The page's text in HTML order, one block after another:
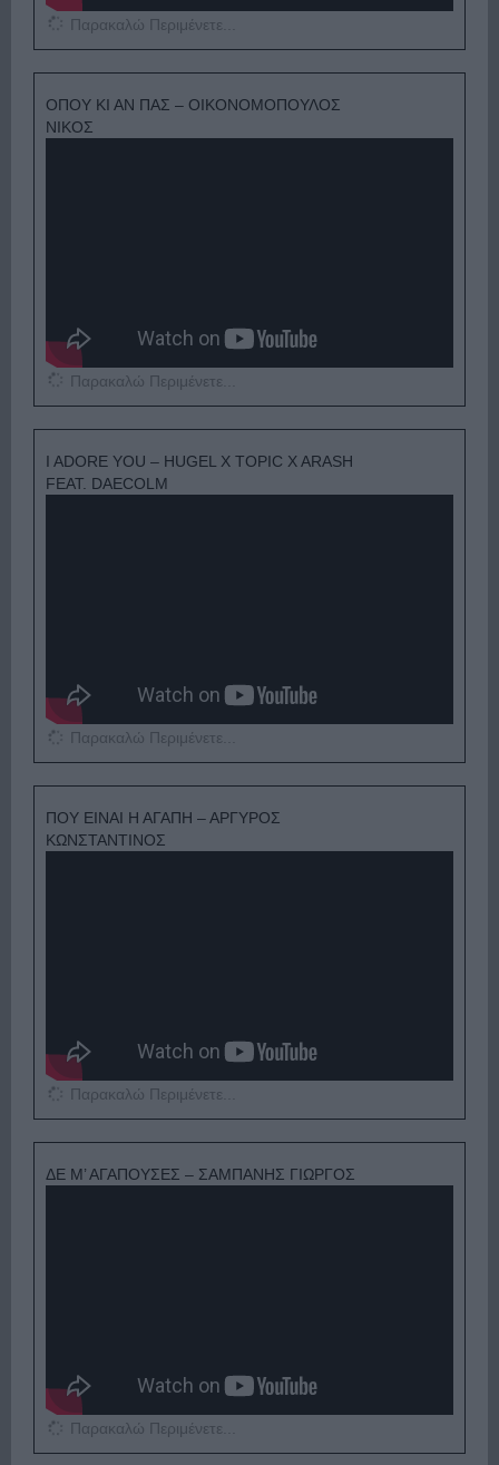
Παρακαλώ Περιμένετε...
ΟΠΟΥ ΚΙ ΑΝ ΠΑΣ – ΟΙΚΟΝΟΜΟΠΟΥΛΟΣ
ΝΙΚΟΣ
Παρακαλώ Περιμένετε...
I ADORE YOU – HUGEL X TOPIC X ARASH
FEAT. DAECOLM
Παρακαλώ Περιμένετε...
ΠΟΥ ΕΙΝΑΙ Η ΑΓΑΠΗ – ΑΡΓΥΡΟΣ
ΚΩΝΣΤΑΝΤΙΝΟΣ
Παρακαλώ Περιμένετε...
ΔΕ Μ’ ΑΓΑΠΟΥΣΕΣ – ΣΑΜΠΑΝΗΣ ΓΙΩΡΓΟΣ
Παρακαλώ Περιμένετε...